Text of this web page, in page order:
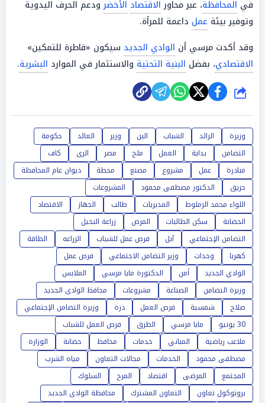
في المحافظة، عبر محاورالاقتصاد الأخضرودعم الحرف اليدوية
وتوفير بيئة عمل داعمة للمرأة.
وقد أكدت مرسي أن الوادي الجديد سيكون «قاطرة للتمكين»
الاقتصادي، بفضل البنية التحتية والاستثمار في الموارد البشرية.
شارك
وزيرة الرائد الشباب البن وزير العائد
حكومة
التضامن
بداية العمل ملح مصر الرى
كاف
مبادرة
عمل مشروع مصنع محطة
ديوان عام المحافظة
حريق
الدكتور مصطفى محمود
المشروعات
اللواء محمد الزملوط
المديريات طالب الجهاز
الاقتصاد
الحضانة
سكن الطالبات المرض
زراعة النخيل
التضامن الإجتماعي
آبل فرص عمل للشباب الزراعه
الطاقة
كهربا
وحدات وزير التضامن الاجتماعي
فرص عمل
الوادي الجديد
أمن الدكتورة مايا مرسي
الملابس
وزيرة التضامن
الصناعة مشروعات
محافظ الوادى الجديد
صلاح
شمسية فرص العمل درة
وزيرة التضامن الإجتماعي
30 يونيو
مايا مرسي الطرق
فرص العمل للشباب
ملاعب رياضية
المباني خدمات محافظ حضانة
الوزارة
مصطفى محمود
الخدمات مجالات التعاون
مياه الشرب
المجتمع
المرضى اقتصاد المرح
السلوك
بروتوكول تعاون
التعاون المشترك
محافظة الوادى الجديد